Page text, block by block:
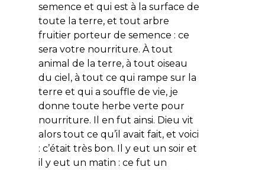
semence et qui est à la surface de
toute la terre, et tout arbre
fruitier porteur de semence : ce
sera votre nourriture. À tout
animal de la terre, à tout oiseau
du ciel, à tout ce qui rampe sur la
terre et qui a souffle de vie, je
donne toute herbe verte pour
nourriture. Il en fut ainsi. Dieu vit
alors tout ce qu’il avait fait, et voici
: c’était très bon. Il y eut un soir et
il y eut un matin : ce fut un